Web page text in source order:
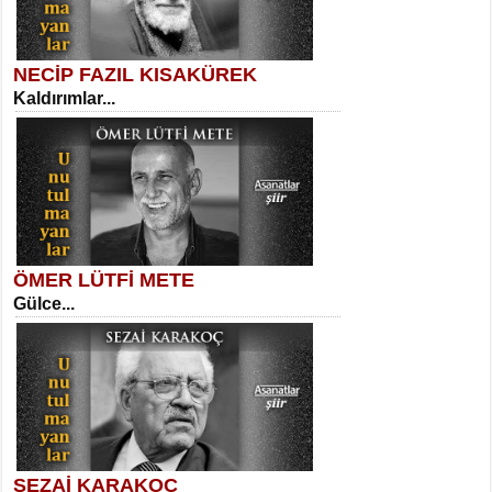
SELAHATTİN YILDIZ
İnsanın Zindanı...
MEHMET TAŞTAN
Vagon’da Bir Şairle...
Kadir Ünal
Ayağıma Dolanan Yokuş...
Mehmet Çoban
Elmira...
NECİP FAZIL KISAKÜREK
Kaldırımlar...
ÖMER LÜTFİ METE
Gülce...
SEZAİ KARAKOÇ